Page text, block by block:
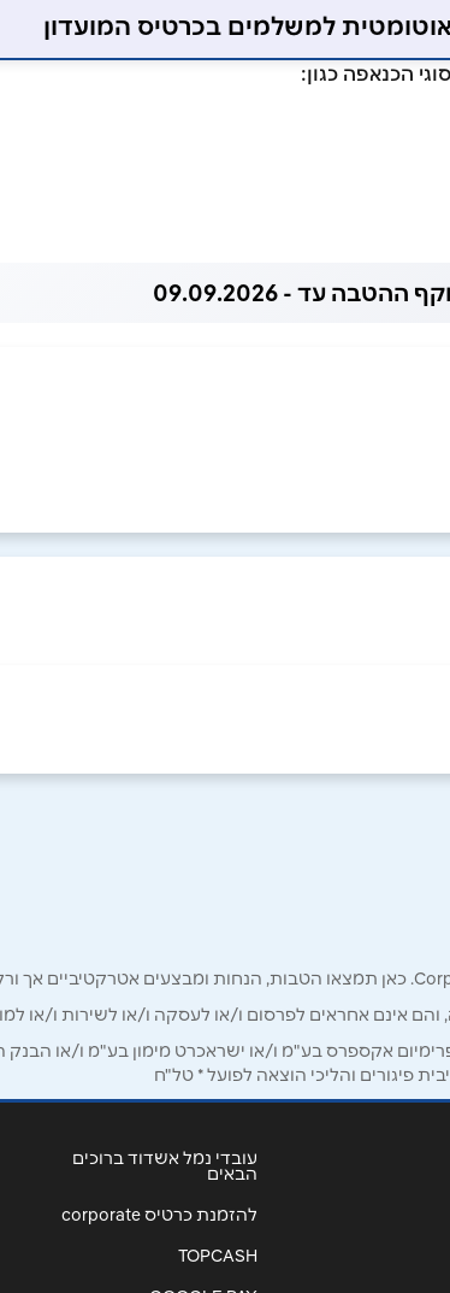
ההטבה עד - 09.09.2026
אינם אחראים לפרסום ו/או לעסקה ו/או לשירות ו/או
אקספרס בע"מ ו/או ישראכרט מימון בע"מ ו/או הבנק
פיגורים והליכי הוצאה לפועל * טל"ח
עובדי נמל אשדוד ברוכים
הבאים
להזמנת כרטיס corporate
TOPCASH